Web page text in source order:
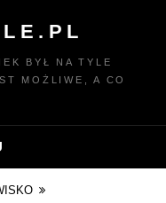
BYŁ NA TYLE
MOŻLIWE, A CO